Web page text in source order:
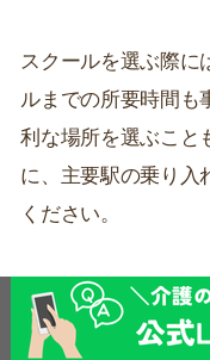
スクールを選ぶ際に
ルまでの所要時間も
利な場所を選ぶこと
に、主要駅の乗り入
ください。
-------------------------
〇主要駅の乗り入れ